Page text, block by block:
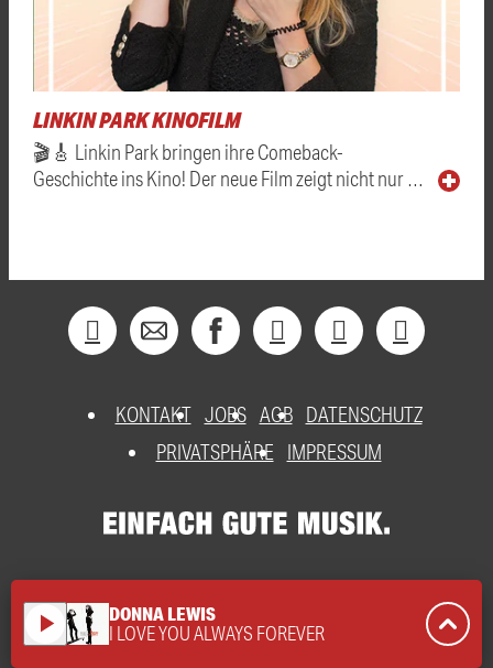
LINKIN PARK KINOFILM
🎬🎸 Linkin Park bringen ihre Comeback-
Geschichte ins Kino! Der neue Film zeigt nicht nur …
KONTAKT JOBS AGB DATENSCHUTZ
PRIVATSPHÄRE
IMPRESSUM
play_arrow DONNA LEWIS
I LOVE YOU ALWAYS FOREVER